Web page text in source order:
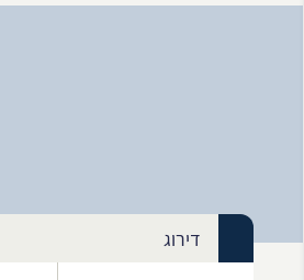
דירוג